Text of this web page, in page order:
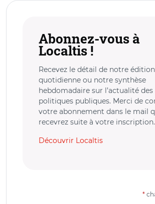
Abonnez-vous à
Localtis !
Recevez le détail de notre édition
quotidienne ou notre synthèse
hebdomadaire sur l’actualité des
politiques publiques. Merci de
votre abonnement dans le mail
recevrez suite à votre inscription.
Découvrir Localtis
*